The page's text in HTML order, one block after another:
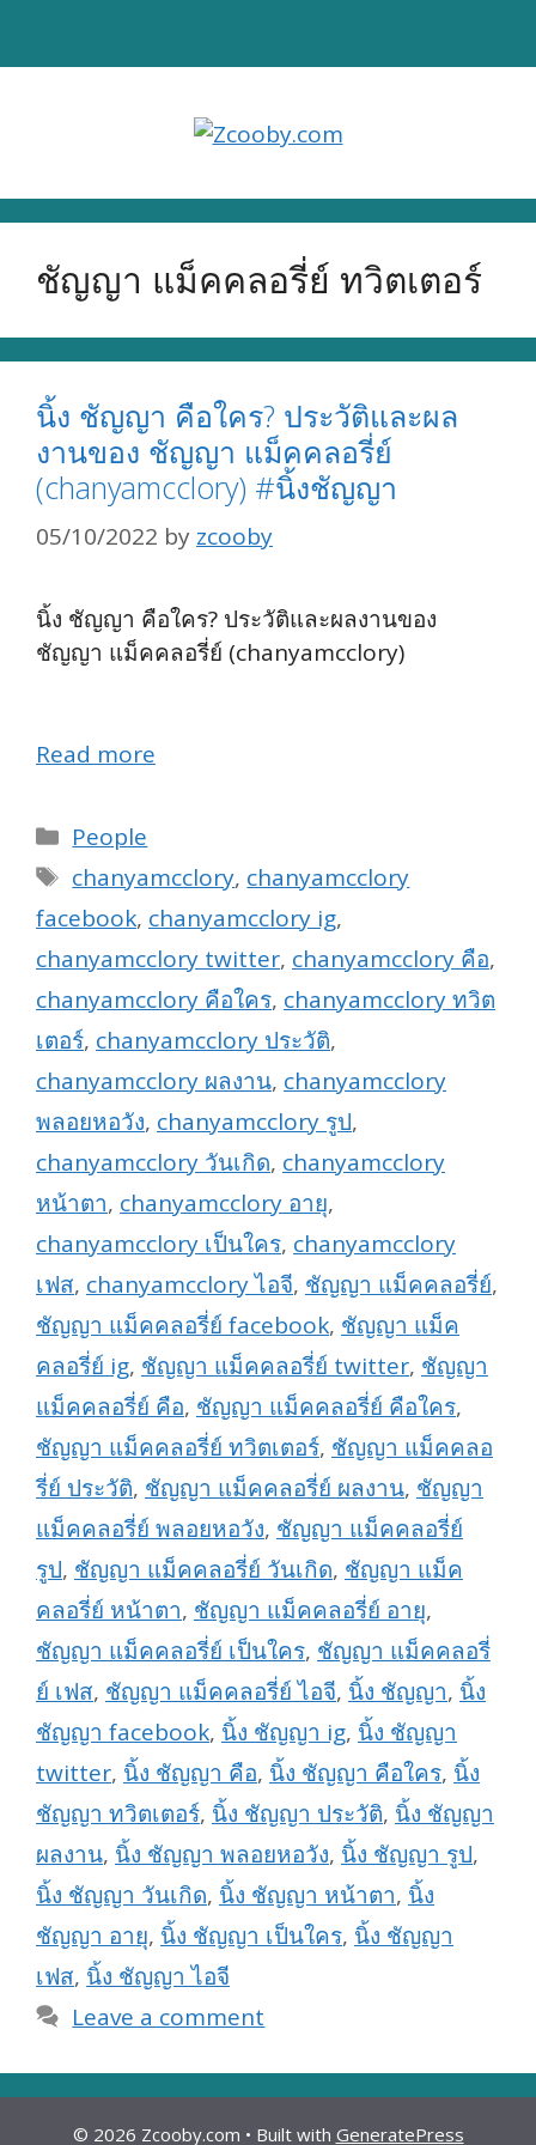
ชัญญา แม็คคลอรี่ย์ ทวิตเตอร์
นิ้ง ชัญญา คือใคร? ประวัติและผล
งานของ ชัญญา แม็คคลอรี่ย์
(chanyamcclory) #นิ้งชัญญา
05/10/2022 by zcooby
นิ้ง ชัญญา คือใคร? ประวัติและผลงานของ
ชัญญา แม็คคลอรี่ย์ (chanyamcclory)
Read more
Categories
People
Tags
chanyamcclory, chanyamcclory
facebook, chanyamcclory ig,
chanyamcclory twitter, chanyamcclory คือ,
chanyamcclory คือใคร, chanyamcclory ทวิต
เตอร์, chanyamcclory ประวัติ,
chanyamcclory ผลงาน, chanyamcclory
พลอยหอวัง, chanyamcclory รูป,
chanyamcclory วันเกิด, chanyamcclory
หน้าตา, chanyamcclory อายุ,
chanyamcclory เป็นใคร, chanyamcclory
เฟส, chanyamcclory ไอจี, ชัญญา แม็คคลอรี่ย์,
ชัญญา แม็คคลอรี่ย์ facebook, ชัญญา แม็ค
คลอรี่ย์ ig, ชัญญา แม็คคลอรี่ย์ twitter, ชัญญา
แม็คคลอรี่ย์ คือ, ชัญญา แม็คคลอรี่ย์ คือใคร,
ชัญญา แม็คคลอรี่ย์ ทวิตเตอร์, ชัญญา แม็คคลอ
รี่ย์ ประวัติ, ชัญญา แม็คคลอรี่ย์ ผลงาน, ชัญญา
แม็คคลอรี่ย์ พลอยหอวัง, ชัญญา แม็คคลอรี่ย์
รูป, ชัญญา แม็คคลอรี่ย์ วันเกิด, ชัญญา แม็ค
คลอรี่ย์ หน้าตา, ชัญญา แม็คคลอรี่ย์ อายุ,
ชัญญา แม็คคลอรี่ย์ เป็นใคร, ชัญญา แม็คคลอรี่
ย์ เฟส, ชัญญา แม็คคลอรี่ย์ ไอจี, นิ้ง ชัญญา, นิ้ง
ชัญญา facebook, นิ้ง ชัญญา ig, นิ้ง ชัญญา
twitter, นิ้ง ชัญญา คือ, นิ้ง ชัญญา คือใคร, นิ้ง
ชัญญา ทวิตเตอร์, นิ้ง ชัญญา ประวัติ, นิ้ง ชัญญา
ผลงาน, นิ้ง ชัญญา พลอยหอวัง, นิ้ง ชัญญา รูป,
นิ้ง ชัญญา วันเกิด, นิ้ง ชัญญา หน้าตา, นิ้ง
ชัญญา อายุ, นิ้ง ชัญญา เป็นใคร, นิ้ง ชัญญา
เฟส, นิ้ง ชัญญา ไอจี
Leave a comment
© 2026 Zcooby.com • Built with GeneratePress